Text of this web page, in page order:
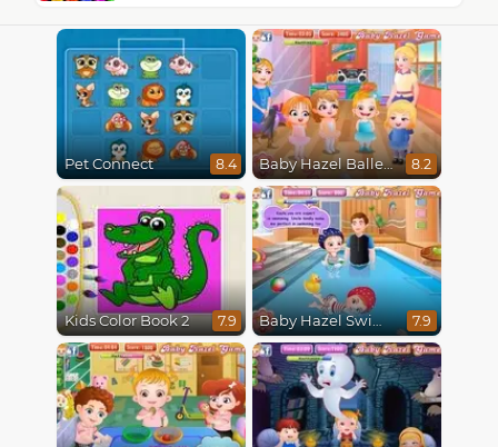
Pet Connect 8.4 Baby Hazel Ballerina Dance 8.2
Kids Color Book 2 7.9 Baby Hazel Swimming 7.9